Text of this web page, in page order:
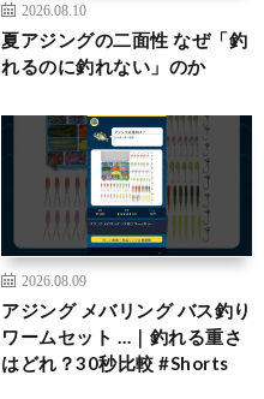
2026.08.10
夏アジングの二面性 なぜ「釣
れるのに釣れない」のか
2026.08.09
アジング メバリング バス釣り
ワームセット …｜釣れる重さ
はどれ？30秒比較 #Shorts